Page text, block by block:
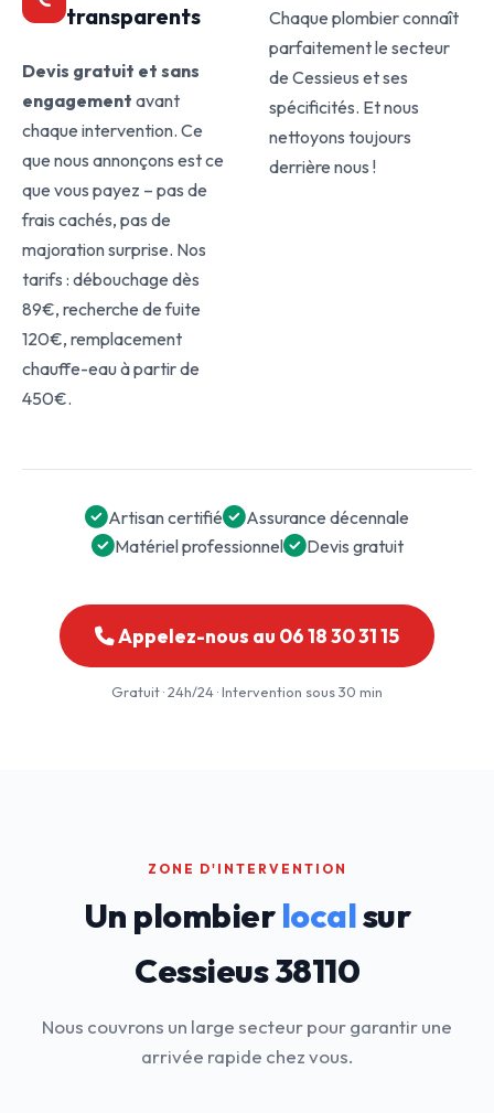
transparents
Devis gratuit et sans
engagement avant
chaque intervention. Ce
que nous annonçons est ce
que vous payez – pas de
frais cachés, pas de
majoration surprise. Nos
tarifs : débouchage dès
89€, recherche de fuite
120€, remplacement
chauffe-eau à partir de
450€.
Chaque plombier connaît
parfaitement le secteur
de Cessieus et ses
spécificités. Et nous
nettoyons toujours
derrière nous !
Artisan certifié
Assurance décennale
Matériel professionnel
Devis gratuit
Appelez-nous au 06 18 30 31 15
Gratuit · 24h/24 · Intervention sous 30 min
ZONE D'INTERVENTION
Un plombierlocalsur
Cessieus 38110
Nous couvrons un large secteur pour garantir une
arrivée rapide chez vous.